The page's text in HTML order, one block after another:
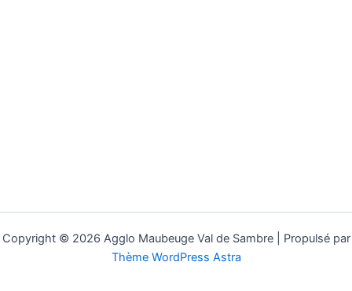
Copyright © 2026 Agglo Maubeuge Val de Sambre | Propulsé par
Thème WordPress Astra